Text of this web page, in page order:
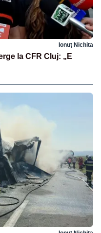
Ionuț Nichita
la CFR Cluj: „E